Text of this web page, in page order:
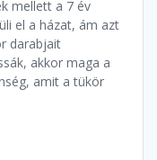
mellett a 7 év
el a házat, ám azt
darabjait
akkor maga a
amit a tükör